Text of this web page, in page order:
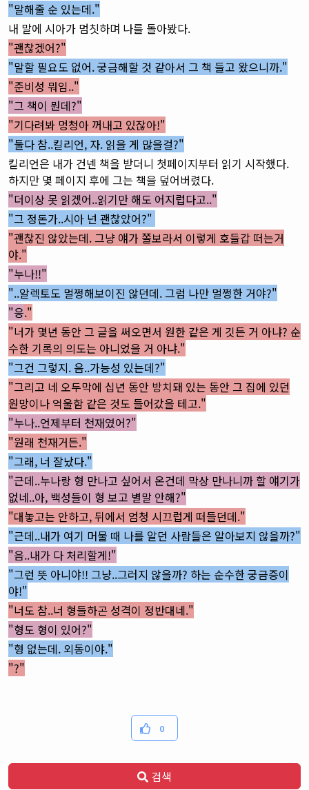
"말해줄 순 있는데."
내 말에 시아가 멈칫하며 나를 돌아봤다.
"괜찮겠어?"
"말할 필요도 없어. 궁금해할 것 같아서 그 책 들고 왔으니까."
"준비성 뭐임.."
"그 책이 뭔데?"
"기다려봐 멍청아 꺼내고 있잖아!"
"둘다 참..킬리언, 자. 읽을 게 많을걸?"
킬리언은 내가 건넨 책을 받더니 첫페이지부터 읽기 시작했다.
하지만 몇 페이지 후에 그는 책을 덮어버렸다.
"더이상 못 읽겠어..읽기만 해도 어지럽다고.."
"그 정돈가..시아 넌 괜찮았어?"
"괜찮진 않았는데. 그냥 얘가 쫄보라서 이렇게 호들갑 떠는거
야."
"누나!!"
"..알렉토도 멀쩡해보이진 않던데. 그럼 나만 멀쩡한 거야?"
"응."
"너가 몇년 동안 그 글을 써오면서 원한 같은 게 깃든 거 아냐? 순
수한 기록의 의도는 아니었을 거 아냐."
"그건 그렇지. 음..가능성 있는데?"
"그리고 네 오두막에 십년 동안 방치돼 있는 동안 그 집에 있던
원망이나 억울함 같은 것도 들어갔을 테고."
"누나..언제부터 천재였어?"
"원래 천재거든."
"그래, 너 잘났다."
"근데..누나랑 형 만나고 싶어서 온건데 막상 만나니까 할 얘기가
없네..아, 백성들이 형 보고 별말 안해?"
"대놓고는 안하고, 뒤에서 엄청 시끄럽게 떠들던데."
"근데..내가 여기 머물 때 나를 알던 사람들은 알아보지 않을까?"
"음..내가 다 처리할게!"
"그런 뜻 아니야!! 그냥..그러지 않을까? 하는 순수한 궁금증이
야!"
"너도 참..너 형들하곤 성격이 정반대네."
"형도 형이 있어?"
"형 없는데. 외동이야."
"?"
0
검색